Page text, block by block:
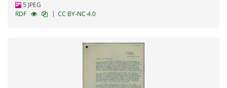
5 JPEG
RDF
| CC BY-NC 4.0